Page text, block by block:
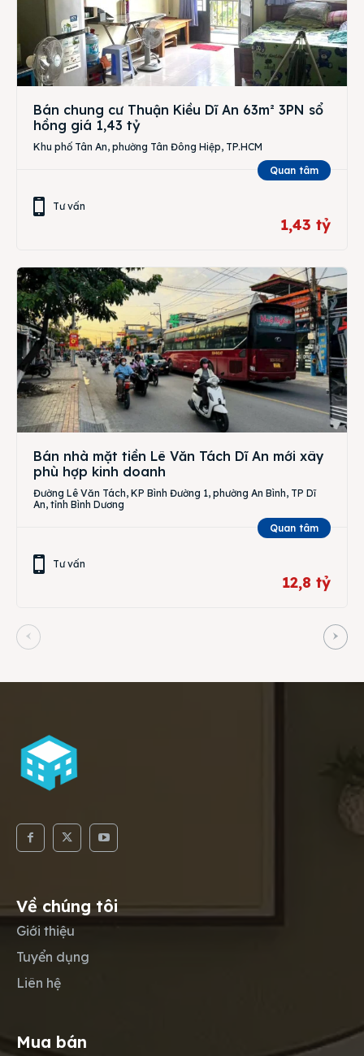
Bán chung cư Thuận Kiều Dĩ An 63m² 3PN sổ
hồng giá 1,43 tỷ
Khu phố Tân An, phường Tân Đông Hiệp, TP.HCM
Quan tâm
Tư vấn
1,43 tỷ
Bán nhà mặt tiền Lê Văn Tách Dĩ An mới xây
phù hợp kinh doanh
Đường Lê Văn Tách, KP Bình Đường 1, phường An Bình, TP Dĩ
An, tỉnh Bình Dương
Quan tâm
Tư vấn
12,8 tỷ
Về chúng tôi
Giới thiệu
Tuyển dụng
Liên hệ
Mua bán